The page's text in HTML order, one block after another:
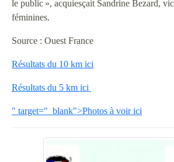
le public », acquiesçait Sandrine Bezard,
féminines.
Source : Ouest France
Résultats du 10 km ici
Résultats du 5 km ici
" target="_blank">Photos à voir ici